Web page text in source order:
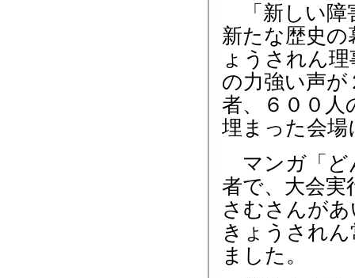
「新しい障
新たな歴史
ょうされん
の力強い声が
者、６００
埋まった会
マンガ「ど
者で、大会実
さむさんが
きょうされ
ました。